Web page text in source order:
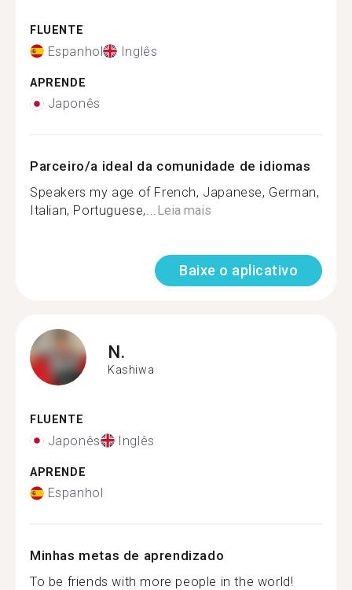
FLUENTE
Espanhol Inglês
APRENDE
Japonês
Parceiro/a ideal da comunidade de idiomas
Speakers my age of French, Japanese, German,
Italian, Portuguese,...Leia mais
Baixe o aplicativo
N.
Kashiwa
FLUENTE
Japonês Inglês
APRENDE
Espanhol
Minhas metas de aprendizado
To be friends with more people in the world!